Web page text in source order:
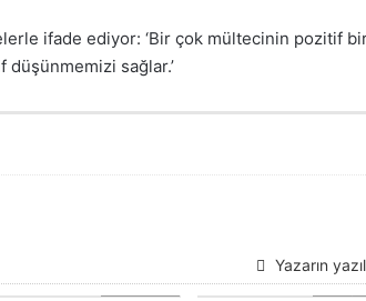
ifade ediyor: ‘Bir çok mültecinin pozitif
sağlar.’
Yazarın
DANİMARKA
Erdal